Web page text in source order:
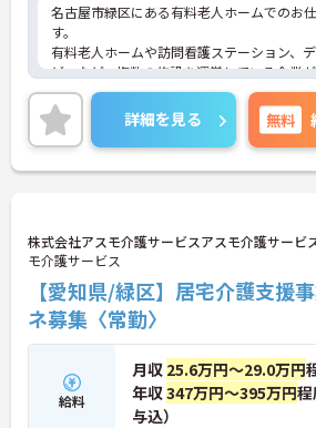
名古屋市緑区にある有料老人ホームでのお
す。
有料老人ホームや訪問看護ステーション、
ビスなど、複数の施設を運営している企業
体となっております。
ご興味のある方には、面接対策ポイントなど
に詳細をお話いたしますのでお気軽にご相談
い。
詳細を見る 無料
株式会社アスモ介護サービスアスモ介護サービ
モ介護サービス
【愛知県/緑区】居宅介護支援
ネ募集〈常勤〉
給料
月収 25.6万円～29.0万円
年収347万円～395万円
与込）